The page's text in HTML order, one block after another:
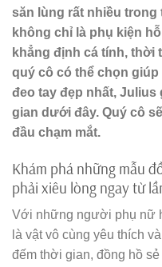
săn lùng rất nhiều trong
không chỉ là phụ kiện
khẳng định cá tính, thời
quý cô có thể chọn
đeo tay đẹp nhất,
gian dưới đây. Quý cô
đầu chạm mắt.
Khám phá những mẫu
phải xiêu lòng ngay từ
Với những người phụ nữ
là vật vô cùng yêu thích
đếm thời gian, đồng hồ